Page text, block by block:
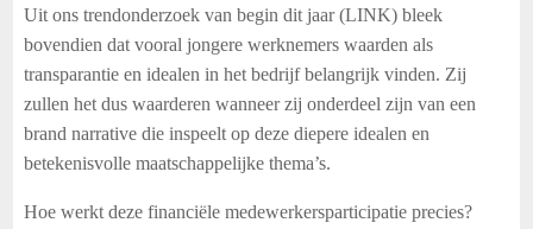
Uit ons trendonderzoek van begin dit jaar (LINK) bleek
bovendien dat vooral jongere werknemers waarden als
transparantie en idealen in het bedrijf belangrijk vinden. Zij
zullen het dus waarderen wanneer zij onderdeel zijn van een
brand narrative die inspeelt op deze diepere idealen en
betekenisvolle maatschappelijke thema’s.
Hoe werkt deze financiële medewerkersparticipatie precies?